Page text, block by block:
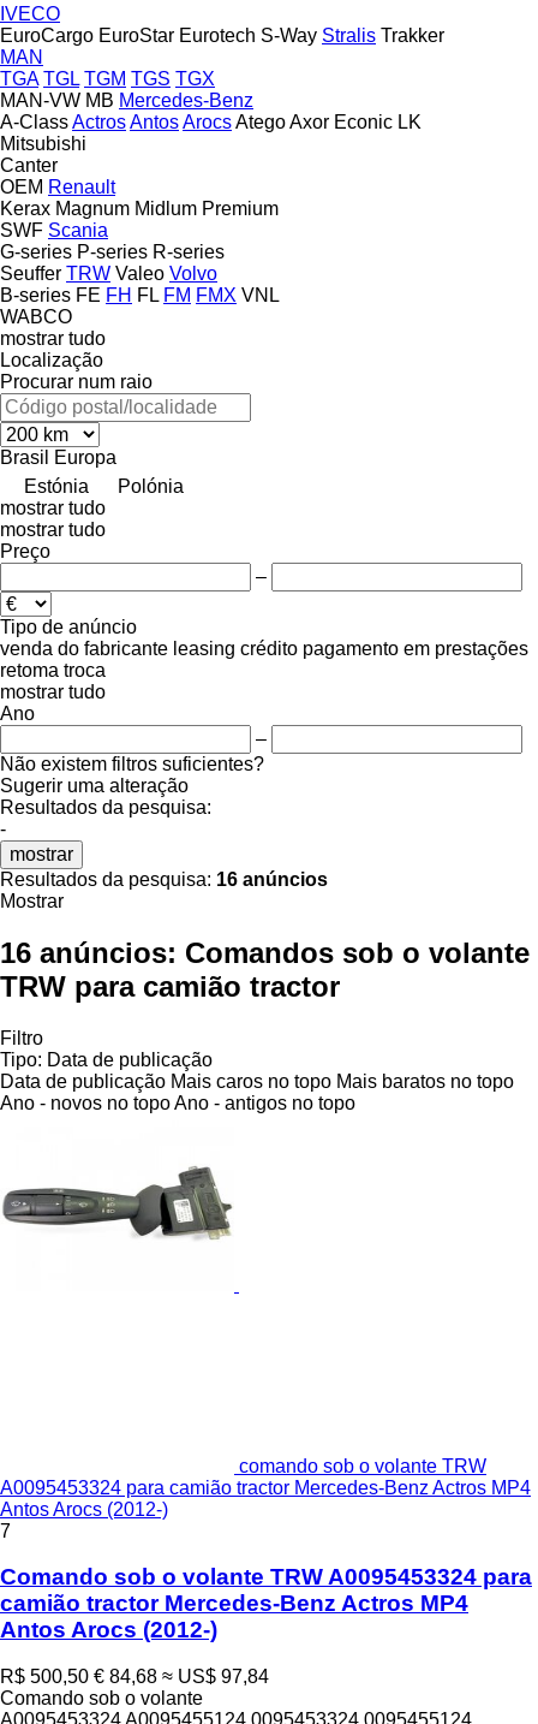
IVECO
EuroCargo EuroStar Eurotech S-Way Stralis Trakker
MAN
TGA TGL TGM TGS TGX
MAN-VW MB Mercedes-Benz
A-ClassActrosAntosArocsAtegoAxor Econic LK
Mitsubishi
Canter
OEM Renault
Kerax Magnum Midlum Premium
SWF Scania
G-series P-series R-series
Seuffer TRW Valeo Volvo
B-series FE FH FL FM FMX VNL
WABCO
mostrar tudo
Localização
Procurar num raio
Brasil
Europa
Estónia
Polónia
mostrar tudo
mostrar tudo
Preço
–
Tipo de anúncio
venda do fabricante leasing crédito pagamento em prestações
retoma troca
mostrar tudo
Ano
–
Não existem filtros suficientes?
Sugerir uma alteração
Resultados da pesquisa:
-
mostrar
Resultados da pesquisa: 16 anúncios
Mostrar
16 anúncios: Comandos sob o volante
TRW para camião tractor
Filtro
Tipo: Data de publicação
Data de publicação Mais caros no topo Mais baratos no topo
Ano - novos no topoAno - antigos no topo
comando sob o volante TRW
A0095453324 para camião tractor Mercedes-Benz Actros MP4
Antos Arocs (2012-)
7
Comando sob o volante TRW A0095453324 para
camião tractor Mercedes-Benz Actros MP4
Antos Arocs (2012-)
R$ 500,50 € 84,68 ≈ US$ 97,84
Comando sob o volante